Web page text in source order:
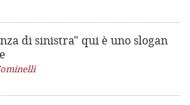
di sinistra" qui è uno slogan